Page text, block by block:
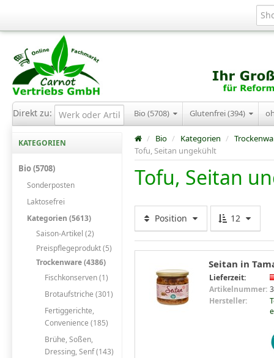
Direkt zu: Bio (5708) Glutenfrei (394)
KATEGORIEN
Bio (5708)
Sonderposten
Laktosefrei
Kategorien (5613)
Saison-Artikel (2)
Preispflegeprodukt (5)
Trockenware (4386)
Fischkonserven (1)
Brotaufstriche (301)
Fertiggerichte,
Convenience (185)
Brühe, Soßen,
Dressing, Senf (143)
/ Bio / Kategorien /
Tofu, Seitan ungekühlt
Tofu, Seitan
Position 12
Seitan in
Lieferzeit:
Artikelnummer:
Hersteller: